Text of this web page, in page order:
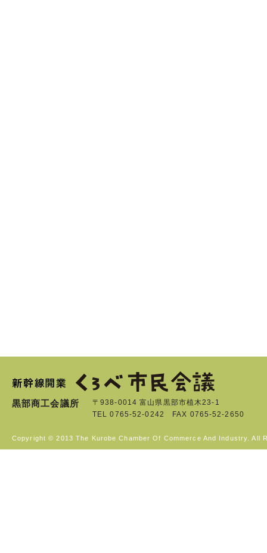
黒部商工会議所
〒938-0014 富山県黒部市植木23-1
TEL 0765-52-0242 FAX 0765-52-2650
Copyright © 2013 The Kurobe Chamber Of Commerce And Industry. All